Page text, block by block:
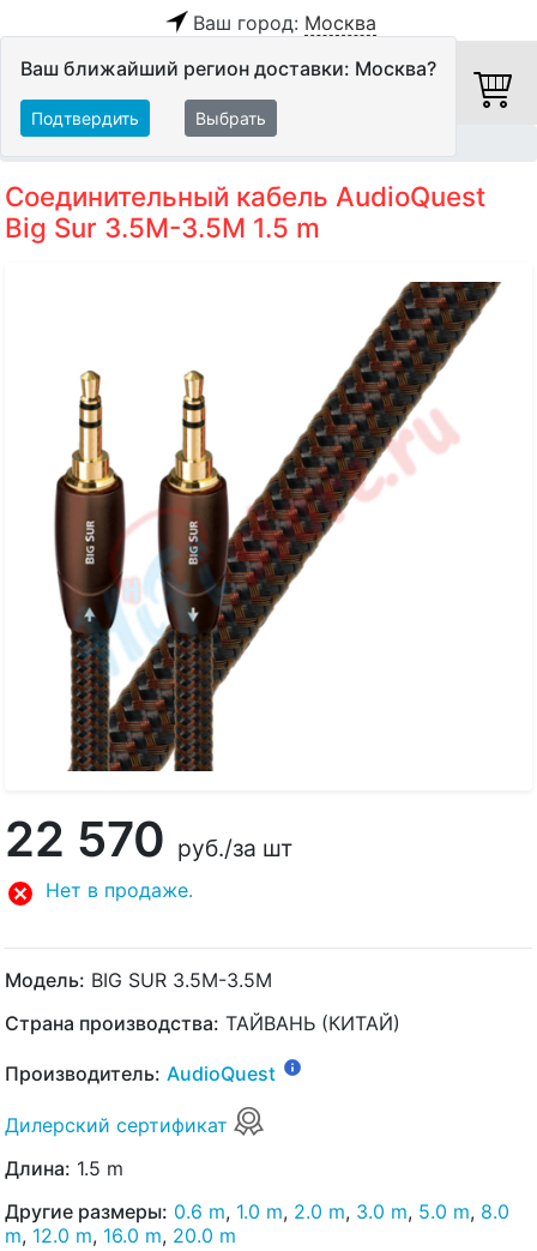
Ваш город: Москва
Ваш ближайший регион доставки: Москва?
Подтвердить Выбрать
Соединительный кабель AudioQuest
Big Sur 3.5M-3.5M 1.5 m
22 570 руб./за шт
Нет в продаже.
Модель: BIG SUR 3.5M-3.5M
Страна производства: ТАЙВАНЬ (КИТАЙ)
Производитель: AudioQuest
Дилерский сертификат
Длина: 1.5 m
Другие размеры: 0.6 m, 1.0 m, 2.0 m, 3.0 m, 5.0 m, 8.0
m, 12.0 m, 16.0 m, 20.0 m